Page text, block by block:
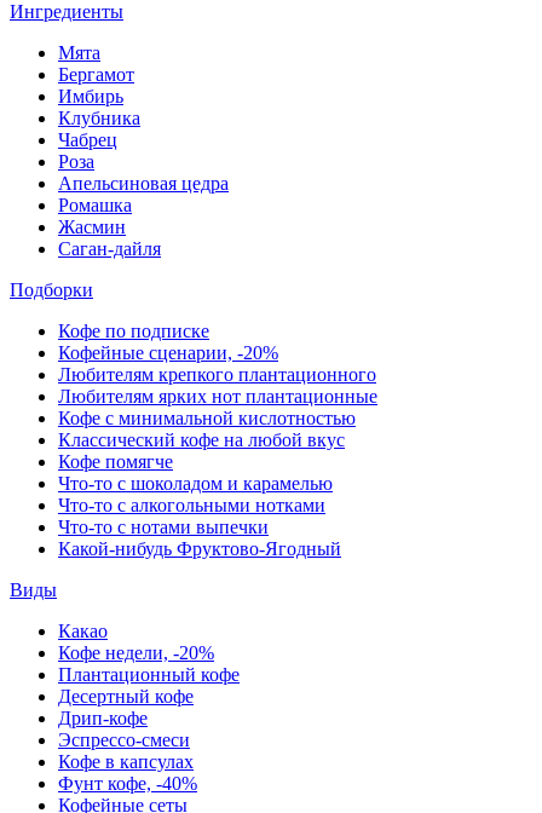
Ингредиенты
Мята
Бергамот
Имбирь
Клубника
Чабрец
Роза
Апельсиновая цедра
Ромашка
Жасмин
Саган-дайля
Подборки
Кофе по подписке
Кофейные сценарии, -20%
Любителям крепкого плантационного
Любителям ярких нот плантационные
Кофе с минимальной кислотностью
Классический кофе на любой вкус
Кофе помягче
Что-то с шоколадом и карамелью
Что-то с алкогольными нотками
Что-то с нотами выпечки
Какой-нибудь Фруктово-Ягодный
Виды
Какао
Кофе недели, -20%
Плантационный кофе
Десертный кофе
Дрип-кофе
Эспрессо-смеси
Кофе в капсулах
Фунт кофе, -40%
Кофейные сеты